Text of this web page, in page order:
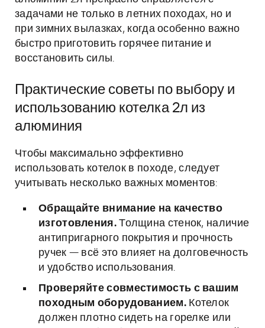
задачами не только в летних походах, но и
при зимних вылазках, когда особенно важно
быстро приготовить горячее питание и
восстановить силы.
Практические советы по выбору и
использованию котелка 2л из
алюминия
Чтобы максимально эффективно
использовать котелок в походе, следует
учитывать несколько важных моментов:
Обращайте внимание на качество
изготовления.Толщина стенок, наличие
антипригарного покрытия и прочность
ручек — всё это влияет на долговечность
и удобство использования.
Проверяйте совместимость с вашим
походным оборудованием.Котелок
должен плотно сидеть на горелке или